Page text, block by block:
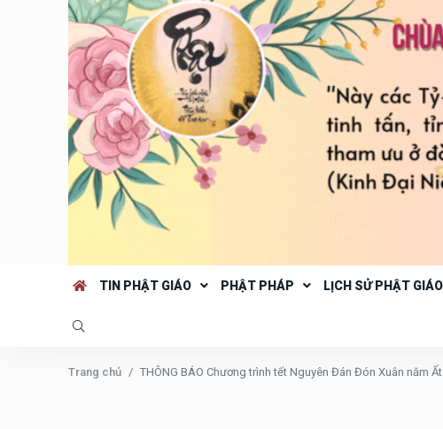
TIN PHẬT GIÁO PHẬT PHÁP LỊCH SỬ PHẬT GIÁO
Trang chủ THÔNG BÁO Chương trình tết Nguyên Đán Đón Xuân năm